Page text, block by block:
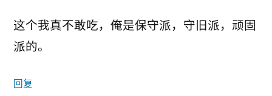
这个我真不敢吃，俺是保守派，守旧派，顽固
派的。
回复